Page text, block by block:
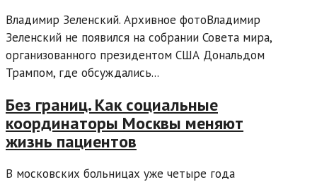
Владимир Зеленский. Архивное фотоВладимир
Зеленский не появился на собрании Совета мира,
организованного президентом США Дональдом
Трампом, где обсуждались...
Без границ. Как социальные
координаторы Москвы меняют
жизнь пациентов
В московских больницах уже четыре года